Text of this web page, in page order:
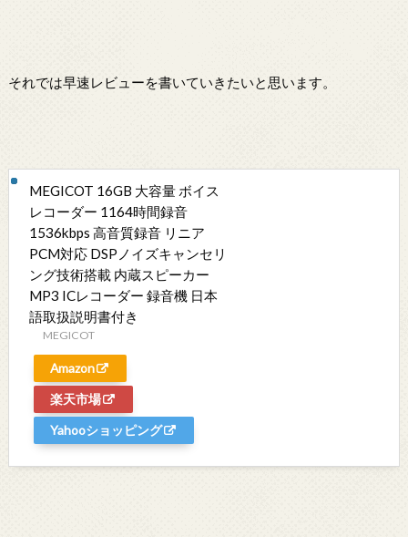
それでは早速レビューを書いていきたいと思います。
MEGICOT 16GB 大容量 ボイス
レコーダー 1164時間録音
1536kbps 高音質録音 リニア
PCM対応 DSPノイズキャンセリ
ング技術搭載 内蔵スピーカー
MP3 ICレコーダー 録音機 日本
語取扱説明書付き
MEGICOT
Amazon
楽天市場
Yahooショッピング